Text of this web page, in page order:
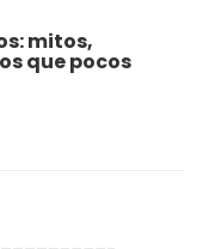
mitos,
que pocos